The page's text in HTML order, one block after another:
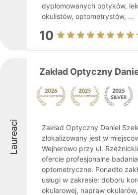
dyplomowanych optyków,
okulistów, optometrystów, ...
10
Laureaci
Zakład Optyczny
Zakład Optyczny Daniel
zlokalizowany jest w
Wejherowo przy ul.
ofercie profesjonalne
optometryczne. Ponadto
usługi w zakresie: doboru
okularowej, napraw